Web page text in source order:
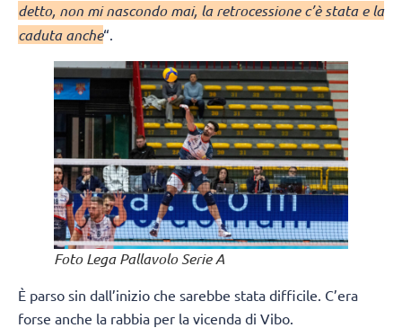
detto, non mi nascondo mai, la retrocessione c’è stata e la
caduta anche“.
Foto Lega Pallavolo Serie A
È parso sin dall’inizio che sarebbe stata difficile. C’era
forse anche la rabbia per la vicenda di Vibo.